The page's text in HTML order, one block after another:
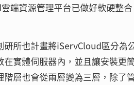
端資源管理平台已做好軟硬整合
研所也計畫將iServCloud區分為
在實體伺服器內，並且讓安裝更
階層也會從兩層變為三層，除了